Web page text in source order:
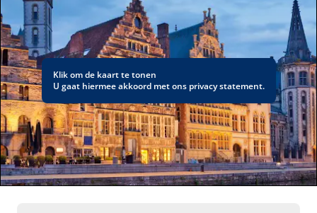
Klik om de kaart te tonen
U gaat hiermee akkoord met ons privacy statement.